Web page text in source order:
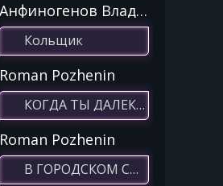
Анфиногенов Владимир
Кольщик
Roman Pozhenin
КОГДА ТЫ ДАЛЕКО
Roman Pozhenin
В ГОРОДСКОМ САДУ